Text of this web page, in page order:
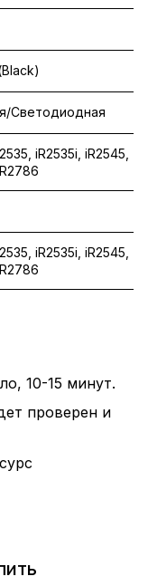
Светодиодная
iR2535i, iR2545,
iR2535i, iR2545,
10-15 минут.
проверен и